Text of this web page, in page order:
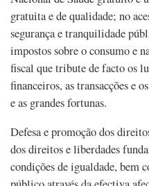
gratuita e de qualidade; no
segurança e tranquilidade
impostos sobre o consumo e
fiscal que tribute de facto os
financeiros, as transacções e
e as grandes fortunas.
Defesa e promoção dos
dos direitos e liberdades
condições de igualdade, bem